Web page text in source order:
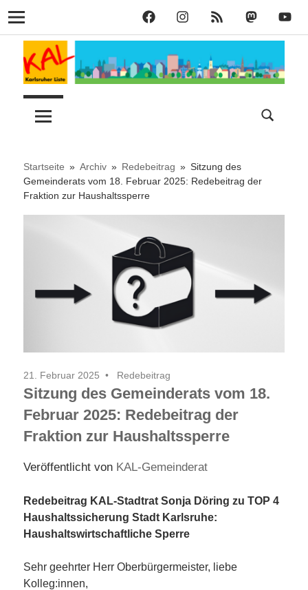
KAL
auf
Facebook
KAL
auf
Instagram
KAL
RSS
KAL
bei
KAL
auf
Navigation
Zum
Inhalt
springen
Karlsruher
–
KAL
Stadt
Startseite Archiv Redebeitrag
Sitzung des
Gemeinderats vom 18. Februar 2025: Redebeitrag der
Fraktion zur Haushaltssperre
21. Februar 2025 Redebeitrag
Sitzung des Gemeinderats vom 18.
Februar 2025: Redebeitrag der
Fraktion zur Haushaltssperre
Veröffentlicht von KAL-Gemeinderat
Redebeitrag KAL-Stadtrat Sonja Döring zu TOP 4
Haushaltssicherung Stadt Karlsruhe:
Haushaltswirtschaftliche Sperre
Sehr geehrter Herr Oberbürgermeister, liebe
Kolleg:innen,